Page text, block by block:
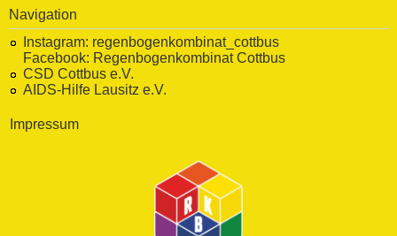
Navigation
Instagram: regenbogenkombinat_cottbus
Facebook: Regenbogenkombinat Cottbus
CSD Cottbus e.V.
AIDS-Hilfe Lausitz e.V.
Impressum